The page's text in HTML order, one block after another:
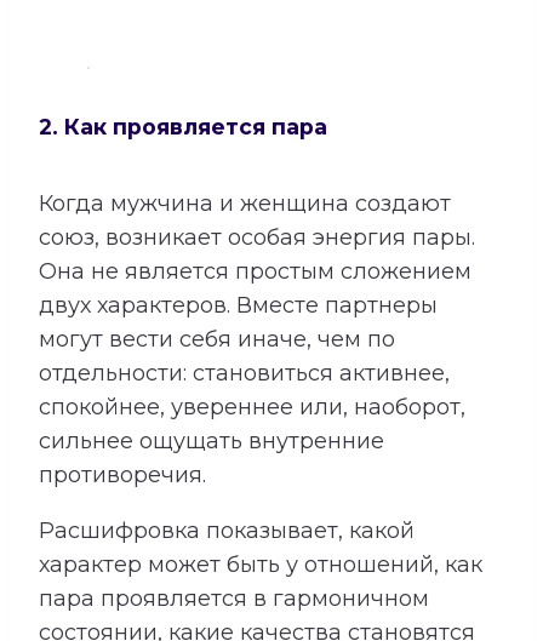
2. Как проявляется пара
Когда мужчина и женщина создают
союз, возникает особая энергия пары.
Она не является простым сложением
двух характеров. Вместе партнеры
могут вести себя иначе, чем по
отдельности: становиться активнее,
спокойнее, увереннее или, наоборот,
сильнее ощущать внутренние
противоречия.
Расшифровка показывает, какой
характер может быть у отношений, как
пара проявляется в гармоничном
состоянии, какие качества становятся